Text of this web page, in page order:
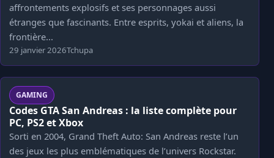
affrontements explosifs et ses personnages aussi
étranges que fascinants. Entre esprits, yokai et aliens, la
frontière...
29 janvier 2026Tchupa
GAMING
Codes GTA San Andreas : la liste complète pour
PC, PS2 et Xbox
Sorti en 2004, Grand Theft Auto: San Andreas reste l’un
des jeux les plus emblématiques de l’univers Rockstar.